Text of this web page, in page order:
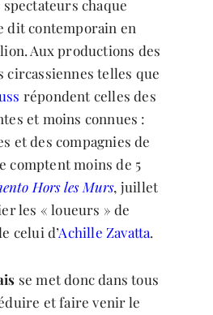
chaque
dit contemporain en
Aux productions des
circassiennes telles que
répondent celles des
et moins connues :
et des compagnies de
comptent moins de 5
Hors les Murs, juillet
les « loueurs » de
celui d’Achille Zavatta.
se met donc dans tous
et faire venir le